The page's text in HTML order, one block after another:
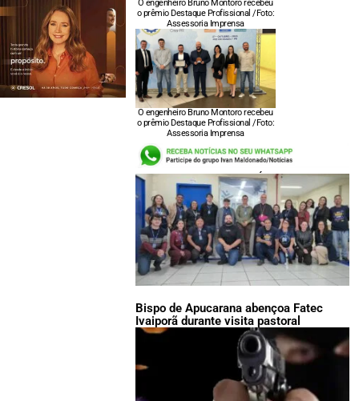
O engenheiro Bruno Montoro recebeu
o prêmio Destaque Profissional /Foto:
Assessoria Imprensa
O engenheiro Bruno Montoro recebeu
o prêmio Destaque Profissional /Foto:
Assessoria Imprensa
LEIA TAMBÉM:
Bispo de Apucarana abençoa Fatec
Ivaiporã durante visita pastoral